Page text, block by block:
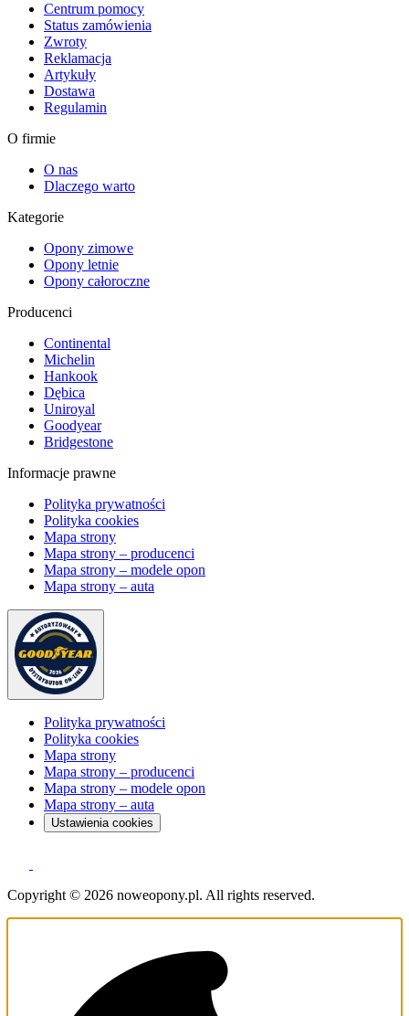
Centrum pomocy
Status zamówienia
Zwroty
Reklamacja
Artykuły
Dostawa
Regulamin
O firmie
O nas
Dlaczego warto
Kategorie
Opony zimowe
Opony letnie
Opony całoroczne
Producenci
Continental
Michelin
Hankook
Dębica
Uniroyal
Goodyear
Bridgestone
Informacje prawne
Polityka prywatności
Polityka cookies
Mapa strony
Mapa strony – producenci
Mapa strony – modele opon
Mapa strony – auta
Polityka prywatności
Polityka cookies
Mapa strony
Mapa strony – producenci
Mapa strony – modele opon
Mapa strony – auta
Ustawienia cookies
Copyright © 2026 noweopony.pl. All rights reserved.